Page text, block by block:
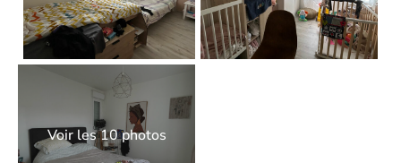
Voir les 10 photos